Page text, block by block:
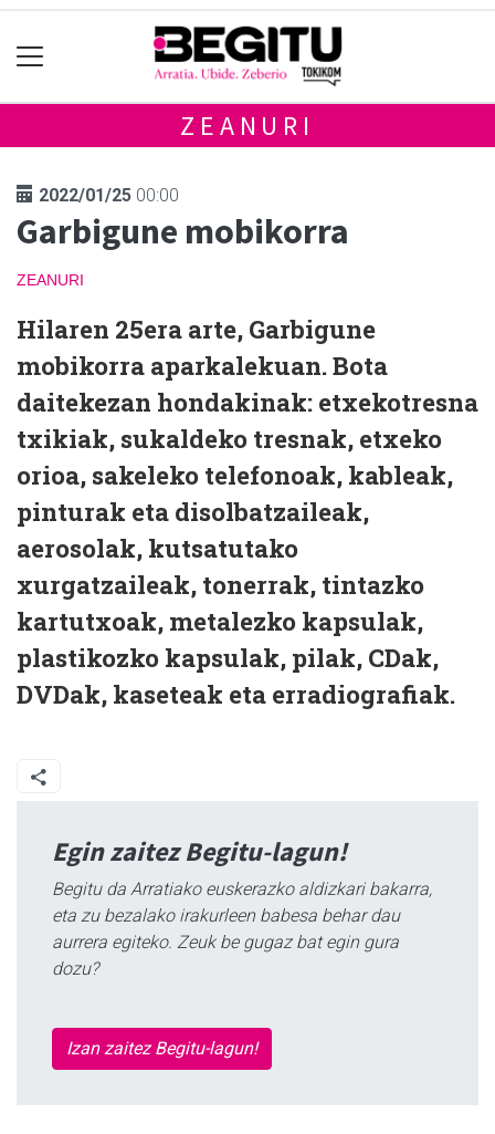
ZEANURI
2022/01/25 00:00
Garbigune mobikorra
ZEANURI
Hilaren 25era arte, Garbigune
mobikorra aparkalekuan. Bota
daitekezan hondakinak: etxekotresna
txikiak, sukaldeko tresnak, etxeko
orioa, sakeleko telefonoak, kableak,
pinturak eta disolbatzaileak,
aerosolak, kutsatutako
xurgatzaileak, tonerrak, tintazko
kartutxoak, metalezko kapsulak,
plastikozko kapsulak, pilak, CDak,
DVDak, kaseteak eta erradiografiak.
Egin zaitez Begitu-lagun!
Begitu da Arratiako euskerazko aldizkari bakarra,
eta zu bezalako irakurleen babesa behar dau
aurrera egiteko. Zeuk be gugaz bat egin gura
dozu?
Izan zaitez Begitu-lagun!